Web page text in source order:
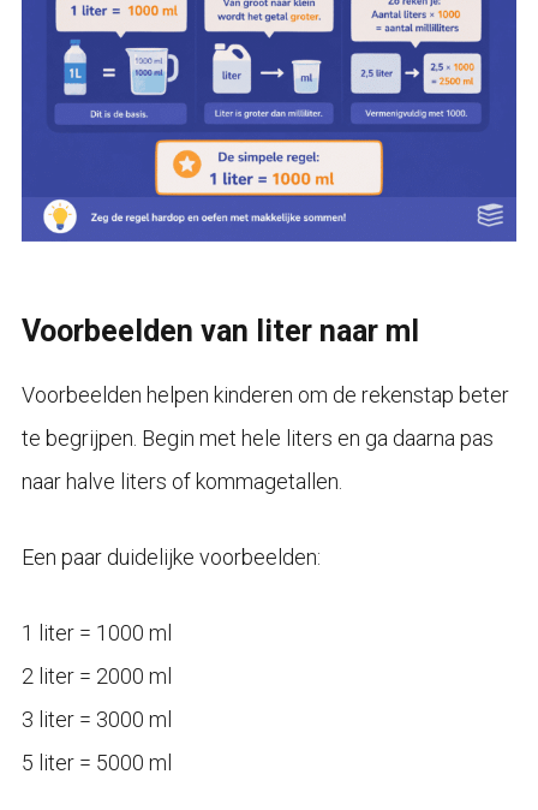
Voorbeelden van liter naar ml
Voorbeelden helpen kinderen om de rekenstap beter
te begrijpen. Begin met hele liters en ga daarna pas
naar halve liters of kommagetallen.
Een paar duidelijke voorbeelden:
1 liter = 1000 ml
2 liter = 2000 ml
3 liter = 3000 ml
5 liter = 5000 ml